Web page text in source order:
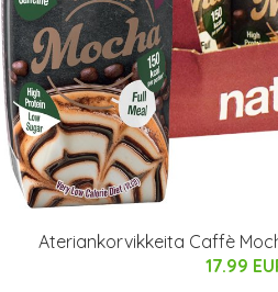
Ateriankorvikkeita Caffè
17.99